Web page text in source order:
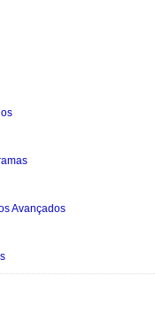
Avançados